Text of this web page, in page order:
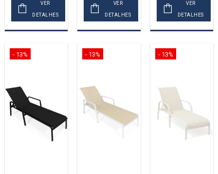
VER
DETALHES
VER
DETALHES
VER
DETALHES
- 13% - 13% - 13%